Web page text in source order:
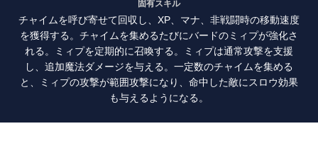
固有スキル
チャイムを呼び寄せて回収し、XP、マナ、非戦闘時の移動速度
を獲得する。チャイムを集めるたびにバードのミィプが強化さ
れる。ミィプを定期的に召喚する。ミィプは通常攻撃を支援
し、追加魔法ダメージを与える。一定数のチャイムを集める
と、ミィプの攻撃が範囲攻撃になり、命中した敵にスロウ効果
も与えるようになる。